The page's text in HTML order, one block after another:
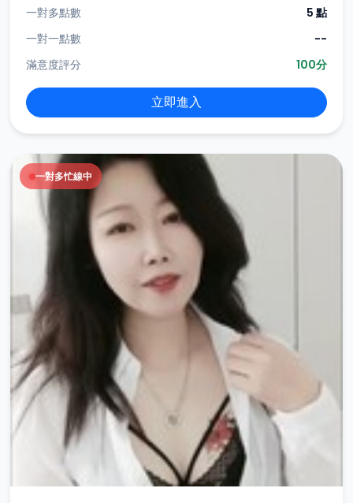
一對多點數
5 點
一對一點數
--
滿意度評分
100分
立即進入
一對多忙線中